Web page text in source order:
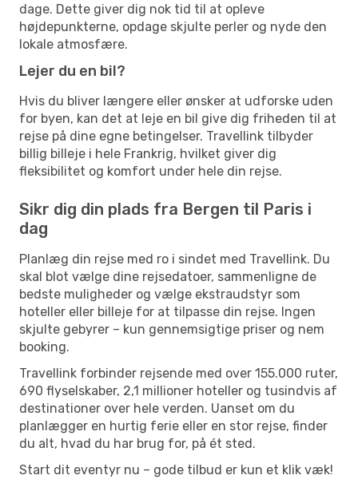
dage. Dette giver dig nok tid til at opleve
højdepunkterne, opdage skjulte perler og nyde den
lokale atmosfære.
Lejer du en bil?
Hvis du bliver længere eller ønsker at udforske uden
for byen, kan det at leje en bil give dig friheden til at
rejse på dine egne betingelser. Travellink tilbyder
billig billeje i hele Frankrig, hvilket giver dig
fleksibilitet og komfort under hele din rejse.
Sikr dig din plads fra Bergen til Paris i
dag
Planlæg din rejse med ro i sindet med Travellink. Du
skal blot vælge dine rejsedatoer, sammenligne de
bedste muligheder og vælge ekstraudstyr som
hoteller eller billeje for at tilpasse din rejse. Ingen
skjulte gebyrer – kun gennemsigtige priser og nem
booking.
Travellink forbinder rejsende med over 155.000 ruter,
690 flyselskaber, 2,1 millioner hoteller og tusindvis af
destinationer over hele verden. Uanset om du
planlægger en hurtig ferie eller en stor rejse, finder
du alt, hvad du har brug for, på ét sted.
Start dit eventyr nu – gode tilbud er kun et klik væk!